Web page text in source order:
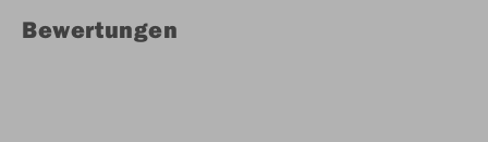
Bewertungen